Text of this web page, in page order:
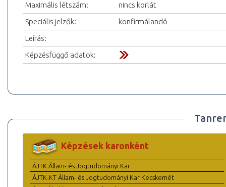
Maximális létszám:
nincs korlát
Speciális jelzők:
konfirmálandó
Leírás:
Képzésfüggő adatok:
Képzések karonként
ÁJTK Állam- és Jogtudományi Kar
ÁJTK-KT Állam- és Jogtudományi Kar Kecskemét